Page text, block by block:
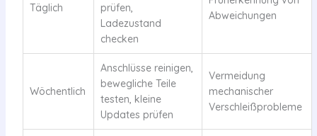
Täglich
prüfen,
Ladezustand
checken
Abweichungen
Wöchentlich
Anschlüsse reinigen,
bewegliche Teile
testen, kleine
Updates prüfen
Vermeidung
mechanischer
Verschleißprobleme